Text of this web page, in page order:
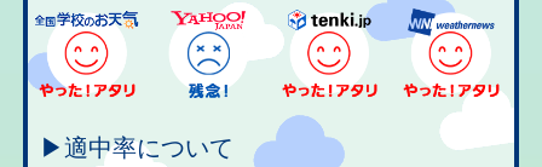
▶適中率について